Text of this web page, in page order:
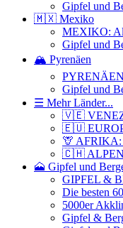
Gipfel und
🇲🇽 Mexiko
MEXIKO:
Gipfel und
🏔️ Pyrenäen
Gipfel und
☰ Mehr Länder...
🇻🇪
🇪🇺
🦒 AFRIKA:
🇨🇭 ALPEN:
🗻 Gipfel und
GIPFEL &
Die besten
5000er
Gipfel &